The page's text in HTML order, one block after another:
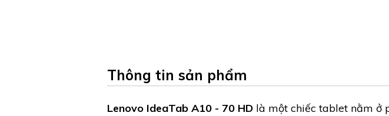
Thông tin sản phẩm
Lenovo IdeaTab A10 - 70 HD là một chiếc tablet nằm ở